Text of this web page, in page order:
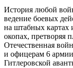
История любой
ведение боевых
на штабных картах
окопах, претворяя
Отечественная
и офицерам 6
Гитлеровской